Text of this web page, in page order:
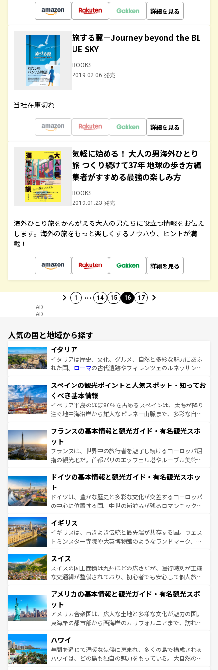
詳細を見る
旅する翼―Journey beyond the BL
UE SKY
BOOKS
2019.02.06 発売
当社在庫切れ
詳細を見る
気軽に始める！ 大人の男海外ひとり
旅 つくり続けて37年 地球の歩き方編
集者がすすめる最強の楽しみ方
BOOKS
2019.01.23 発売
海外ひとり旅をかんがえる大人の男たちに役立つ情報をお伝え
します。海外の旅をもっと楽しくするノウハウ、ヒントが満
載！
詳細を見る
1 … 14 15 16 17
AD
AD
人気の国と地域から探す
イタリア
イタリアは歴史、文化、グルメ、自然と多彩な魅力にあふ
れた国。 ローマの古代遺跡やフィレンツェのルネッサンス
ろん、トスカーナの美しい田園風景やアマルフィ海岸の絶
景など、自然景観も見逃せない。観光の合間には、本場の
ピザやパスタなど、絶品のイタリア料理を堪能することも
できる。朝目覚めてから夜眠るまで、すべての瞬間を楽し
なお、新着のイタリア情報はコンテンツ一覧を参照してほ
しい。
スペインの観光ポイントと人気スポット・知ってお
くべき基本情報
イベリア半島のほぼ80％を占めるスペインは、太陽が降り
注ぐ地中海沿岸から雄大なピレネー山脈まで、多彩な自然
文化が根付くこの国では、情熱的なフラメンコ、熱気あふ
れる闘牛、そして美味しいタパスが生活の一部となってい
る。首都マドリードの洗練された雰囲気や、バルセロナの
アートに溢れた街角から、地方では古代ローマ遺跡や中世
せる。地方によって風土や気候が異なるスペインはその個
ンテンツ一覧 を参照してほしい。
フランスの基本情報と観光ガイド・有名観光スポ
ット
フランスは、世界中の旅行者を魅了し続けるヨーロッパ屈
指の観光地だ。首都パリのエッフェル塔やルーブル美術館
で、幅広い魅力が詰まっている。華麗な宮殿、歴史的な大
聖堂、美しいビーチ、そして豊かな自然が、訪れる者を心
から魅了する。また、フランスは美食の国としても知ら
れ、フランス料理はユネスコ無形文化遺産にも登録されて
香り高いラベンダー畑など、多彩な楽しみ方が可能だ。さ
らに、パリ以外の地域にも魅力が溢れており、どの街角に
も豊かな歴史と文化が息づいている。パリ以外の個性あふ
を参照してほしい。
ドイツの基本情報と観光ガイド・有名観光スポッ
ト
ドイツは、豊かな歴史と多彩な文化が交差するヨーロッパ
の中心に位置する国。中世の街並みが残るロマンチック街
顔を持つこの国は、どこを歩いても飽きることがない。ベ
ルリンの文化的活気、バイエルン州のアルプスの絶景、そ
してライン川沿いのワイン畑といった風景は必見。ビール
は、お酒好きな人にはぜひ体験してほしい。 なお、新着の
ドイツ情報はコンテンツ一覧を参照してほしい。
イギリス
イギリスは、古きよき伝統と最先端が共存する国。ウェス
トミンスター寺院や大英博物館のようなランドマーク、歴
リアごとに異なる魅力がある。また、優雅なアフタヌーン
ティー、ビール好きにはたまらない英国パブ、サッカー観
戦など、本場だからこそできる体験も豊富。イギリスを旅
ンツ一覧を参照してほしい。
スイス
スイスの国土面積は九州ほどの広さだが、運行時刻が正確
な交通網が整備されており、初心者でも安心して個人旅行
の建物がそのまま残る町や、スイスならではのユニークな
博物館もあり、アルプス観光だけでなく町歩きも満喫する
ことができる。国民の所得が高いため物価も高いが、旅行
者向けの交通パス提供のサービスもあり、うまく活用すれ
着のスイス情報は
アメリカの基本情報と観光ガイド・有名観光スポ
ット
アメリカ合衆国は、広大な土地と多様な文化が魅力の国。
東海岸の都市部から西海岸のカリフォルニアまで、訪れる
のような巨大都市は、観光、ショッピング、エンターテイ
ンメントが詰まった刺激的なスポットだ。一方、アメリカ
西部には大自然が広がり、グランドキャニオンやイエロー
ハワイ
年間を通じて温暖な気候に恵まれ、多くの島で構成される
ハワイは、どの島も独自の魅力をもっている。大自然の神